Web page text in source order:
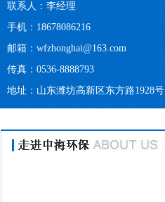
联系人：李经理
手机：18678086216
邮箱： wfzhonghai@163.com
传真：0536-8888793
地址：山东潍坊高新区东方路1928号